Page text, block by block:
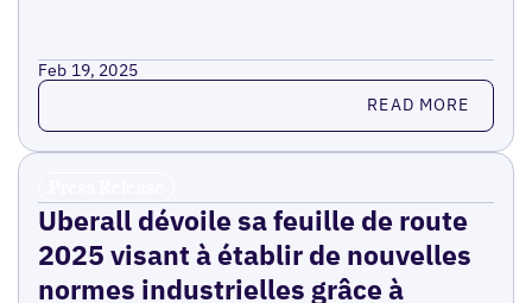
Feb 19, 2025
Read more READ MORE
Uberall dévoile sa feuille de route
2025 visant à établir de nouvelles
normes industrielles grâce à